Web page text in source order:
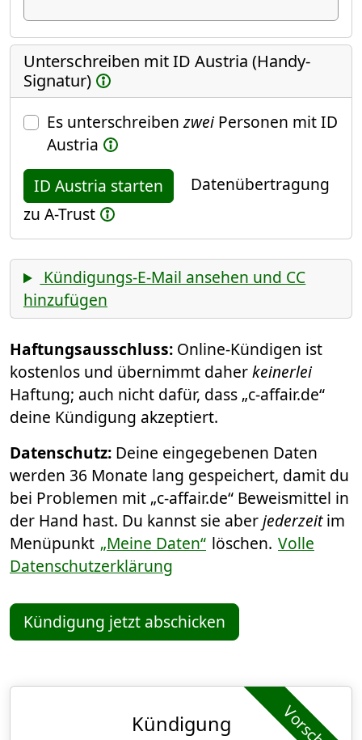
Unterschreiben mit ID Austria (Handy-
Signatur)
Es unterschreibenzweiPersonen mit ID
Austria
ID Austria starten
Datenübertragung
zu A-Trust
Kündigungs-E-Mail ansehen und CC
hinzufügen
Haftungsausschluss: Online-Kündigen ist
kostenlos und übernimmt daherkeinerlei
Haftung; auch nicht dafür, dass „c-affair.de“
deine Kündigung akzeptiert.
Datenschutz: Deine eingegebenen Daten
werden 36 Monate lang gespeichert, damit du
bei Problemen mit „c-affair.de“ Beweismittel in
der Hand hast. Du kannst sie aberjederzeitim
Menüpunkt „Meine Daten“ löschen. Volle
Datenschutzerklärung
Kündigung jetzt abschicken
Kündigung